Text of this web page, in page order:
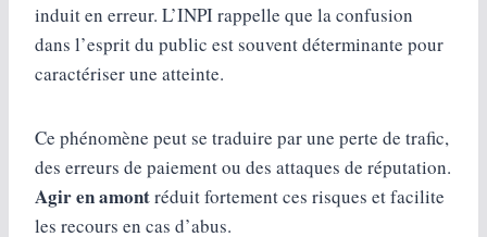
induit en erreur. L’INPI rappelle que la confusion
dans l’esprit du public est souvent déterminante pour
caractériser une atteinte.
Ce phénomène peut se traduire par une perte de trafic,
des erreurs de paiement ou des attaques de réputation.
Agir en amontréduit fortement ces risques et facilite
les recours en cas d’abus.